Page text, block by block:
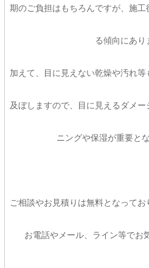
期のご負担はもちろんですが、施
る傾向にあり
加えて、目に見えない乾燥や汚れ
及ぼしますので、目に見えるダメ
ニングや保湿が重要と
ご相談やお見積りは無料となって
お電話やメール、ライン等でお